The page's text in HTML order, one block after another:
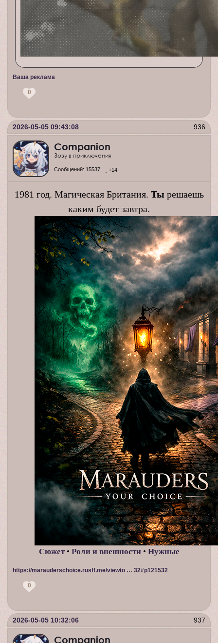
Ваша реклама
0
936
2026-05-05 09:43:08
Companion
Зову в приключения
Сообщений: 15537 +14
1981 год. Магическая Британия. Ты решаешь
каким будет завтра.
Сюжет• Роли и внешности• Нужные
https://marauderschoice.rusff.me/viewto … 32#p121532
0
937
2026-05-05 10:32:06
Companion